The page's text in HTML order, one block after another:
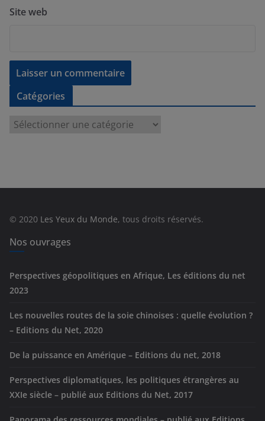
Site web
Catégories
e
© 2020 Les Yeux du Monde, tous droits réservés.
Nos ouvrages
Perspectives géopolitiques en Afrique, Les éditions du net
2023
Les nouvelles routes de la soie chinoises : quelle évolution ?
– Editions du Net, 2020
De la puissance en Amérique – Editions du net, 2018
Perspectives diplomatiques, les politiques étrangères au
XXIe siècle – publié aux Editions du Net, 2017